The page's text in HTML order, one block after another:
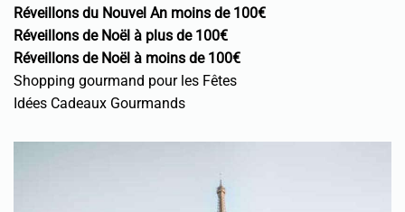
Réveillons du Nouvel An moins de 100€
Réveillons de Noël à plus de 100€
Réveillons de Noël à moins de 100€
Shopping gourmand pour les Fêtes
Idées Cadeaux Gourmands